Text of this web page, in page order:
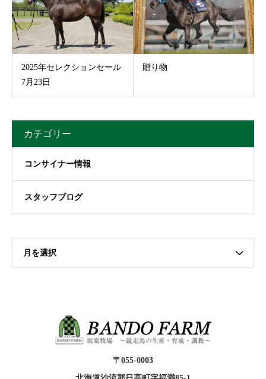
2025年セレクションセール
7月23日
贈り物
カテゴリー
コンサイナー情報
スタッフブログ
月を選択
〒055-0003